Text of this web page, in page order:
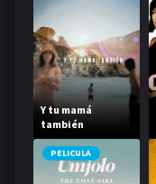
Y tu mamá
también
PELICULA